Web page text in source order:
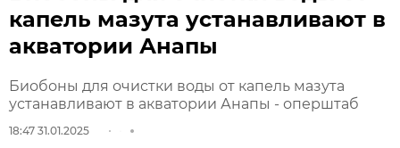
капель мазута устанавливают в
акватории Анапы
Биобоны для очистки воды от капель мазута
устанавливают в акватории Анапы - оперштаб
18:47 31.01.2025